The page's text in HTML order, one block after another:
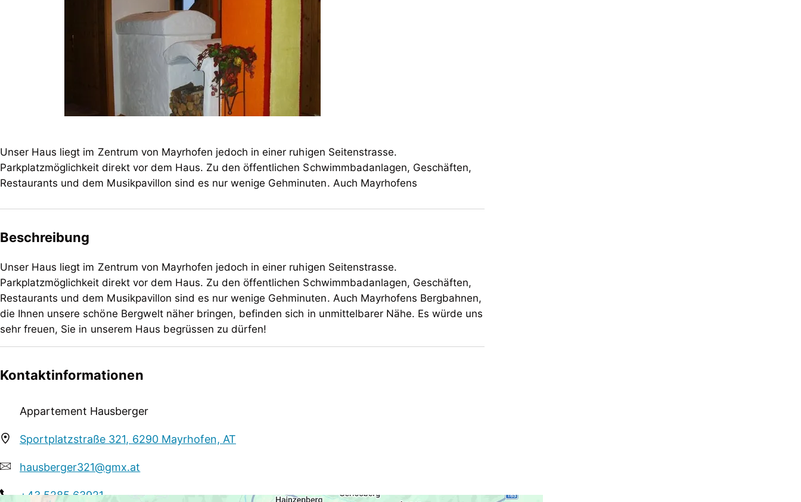
Unser Haus liegt im Zentrum von Mayrhofen jedoch in einer ruhigen Seitenstrasse.
Parkplatzmöglichkeit direkt vor dem Haus. Zu den öffentlichen Schwimmbadanlagen, Geschäften,
Restaurants und dem Musikpavillon sind es nur wenige Gehminuten. Auch Mayrhofens
Beschreibung
Unser Haus liegt im Zentrum von Mayrhofen jedoch in einer ruhigen Seitenstrasse.
Parkplatzmöglichkeit direkt vor dem Haus. Zu den öffentlichen Schwimmbadanlagen, Geschäften,
Restaurants und dem Musikpavillon sind es nur wenige Gehminuten. Auch Mayrhofens Bergbahnen,
die Ihnen unsere schöne Bergwelt näher bringen, befinden sich in unmittelbarer Nähe. Es würde uns
sehr freuen, Sie in unserem Haus begrüssen zu dürfen!
Parkplatzmöglichkeit direkt vor dem Haus. Zu den öffentlichen Schwimmbadanlagen, Geschäften,
sehr freuen, Sie in unserem Haus begrüssen zu dürfen!
Kontaktinformationen
Appartement Hausberger
Sportplatzstraße 321, 6290 Mayrhofen, AT
hausberger321@gmx.at
+43 5285 63921